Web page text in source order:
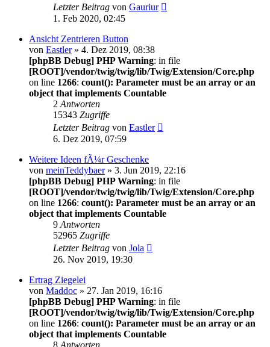
Letzter Beitrag von Gauriur
1. Feb 2020, 02:45
Ansicht Zentrieren Button
von Eastler» 4. Dez 2019, 08:38
[phpBB Debug] PHP Warning: in file
[ROOT]/vendor/twig/twig/lib/Twig/Extension/Core.php
on line 1266: count(): Parameter must be an array or an
object that implements Countable
2 Antworten
15343 Zugriffe
Letzter Beitrag von Eastler
6. Dez 2019, 07:59
Weitere Ideen fÃ¼r Geschenke
von meinTeddybaer» 3. Jun 2019, 22:16
[phpBB Debug] PHP Warning: in file
[ROOT]/vendor/twig/twig/lib/Twig/Extension/Core.php
on line 1266: count(): Parameter must be an array or an
object that implements Countable
9 Antworten
52965 Zugriffe
Letzter Beitrag von Jola
26. Nov 2019, 19:30
Ertrag Ziegelei
von Maddoc » 27. Jan 2019, 16:16
[phpBB Debug] PHP Warning: in file
[ROOT]/vendor/twig/twig/lib/Twig/Extension/Core.php
on line 1266: count(): Parameter must be an array or an
object that implements Countable
8 Antworten